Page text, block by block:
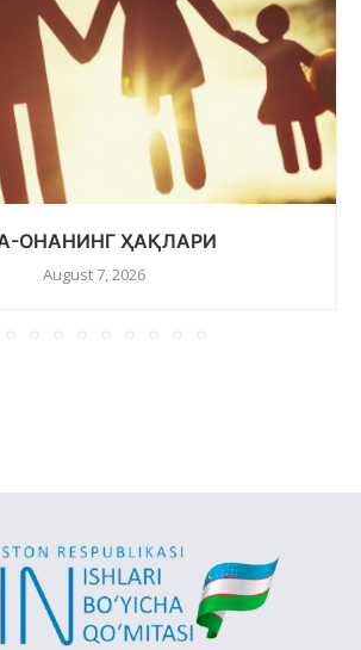
ОНАНИНГ ҲАҚЛАРИ
August 7, 2026